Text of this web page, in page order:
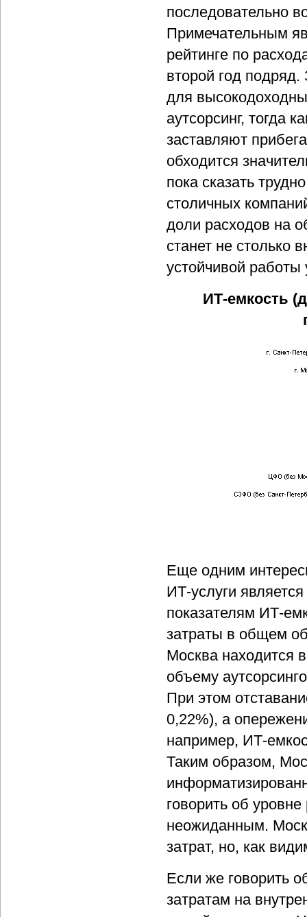
последовательно
Примечательным
рейтинге по
второй год подряд.
для
аутсорсинг, тогда
заставляют
обходится
пока сказать
столичных
доли расходов на
станет не столько
устойчивой
ИТ-емкость
Еще одним
ИТ-услуги
показателям ИТ-
затраты в общем
Москва находится
объему
При этом
0,22%), а
например, ИТ-
Таким образом,
говорить об
неожиданным.
затрат, но, как
Если же говорить
затратам на